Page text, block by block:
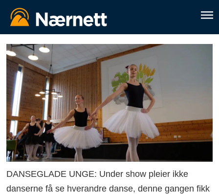
DANSEGLADE UNGE: Under show pleier ikke
danserne få se hverandre danse, denne gangen fikk